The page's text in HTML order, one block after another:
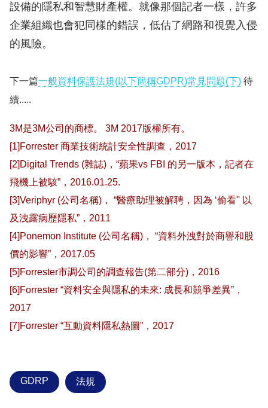
設備的隱私和智慧財產權。就像那個記者一樣，許多
企業組織也會犯同樣的錯誤，低估了網路和視覺入侵
的風險。
下一篇一般資料保護法規(以下簡稱GDPR)常見問題(下)待
續.....
3M是3M公司的商標。 3M 2017版權所有。
[1]Forrester 商業技術統計安全性調查，2017
[2]Digital Trends (雜誌)，“蘋果vs FBI 的另一版本，記者在
飛機上被駭”，2016.01.25.
[3]Veriphyr (公司名稱)， “醫療助理被解聘，因為 ‘偷看'' 以
及洩露病歷隱私”，2011
[4]Ponemon Institute (公司名稱)， “資料外洩對於商譽和股
價的影響”，2017.05
[5]Forrester市調公司的調查報告(第二部分)，2016
[6]Forrester “資料安全與隱私的未來: 成長和競爭差異”，
2017
[7]Forrester “互動資料隱私熱圖”，2017
GDRP 法規